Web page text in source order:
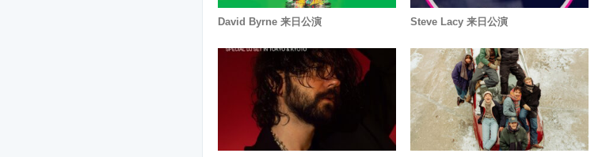
David Byrne 来日公演 Steve Lacy 来日公演